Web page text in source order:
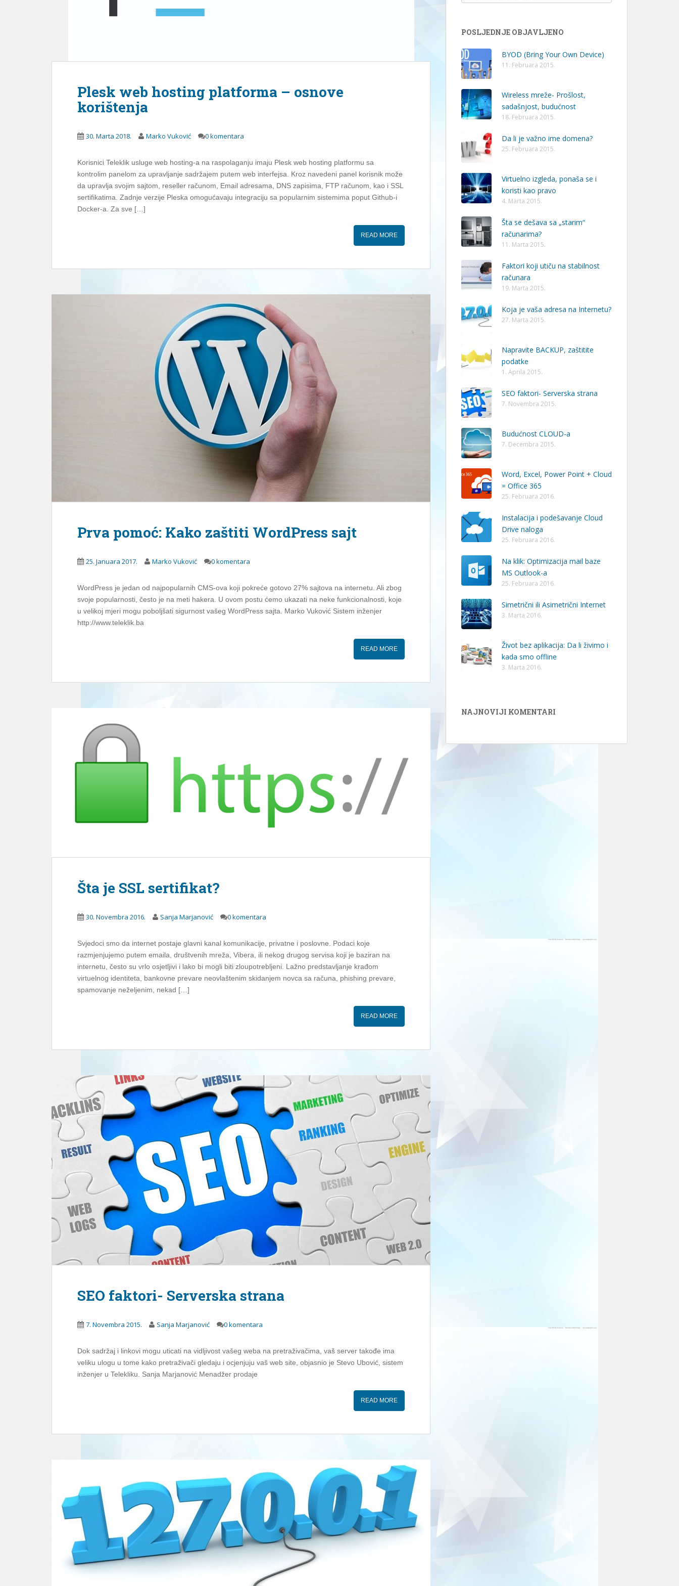
Plesk web hosting platforma – osnove
korištenja
30. Marta 2018. Marko Vuković 0 komentara
Korisnici Teleklik usluge web hosting-a na raspolaganju imaju Plesk web hosting platformu sa
kontrolim panelom za upravljanje sadržajem putem web interfejsa. Kroz navedeni panel korisnik može
da upravlja svojim sajtom, reseller računom, Email adresama, DNS zapisima, FTP računom, kao i SSL
sertifikatima. Zadnje verzije Pleska omogućavaju integraciju sa popularnim sistemima poput Github-i
Docker-a. Za sve […]
READ MORE
Prva pomoć: Kako zaštiti WordPress sajt
25. Januara 2017. Marko Vuković 0 komentara
WordPress je jedan od najpopularnih CMS-ova koji pokreće gotovo 27% sajtova na internetu. Ali zbog
svoje popularnosti, često je na meti hakera. U ovom postu ćemo ukazati na neke funkcionalnosti, koje
u velikoj mjeri mogu poboljšati sigurnost vašeg WordPress sajta. Marko Vuković Sistem inženjer
http://www.teleklik.ba
READ MORE
Šta je SSL sertifikat?
30. Novembra 2016. Sanja Marjanović 0 komentara
Svjedoci smo da internet postaje glavni kanal komunikacije, privatne i poslovne. Podaci koje
razmjenjujemo putem emaila, društvenih mreža, Vibera, ili nekog drugog servisa koji je baziran na
internetu, često su vrlo osjetljivi i lako bi mogli biti zloupotrebljeni. Lažno predstavljanje krađom
virtuelnog identiteta, bankovne prevare neovlaštenim skidanjem novca sa računa, phishing prevare,
spamovanje neželjenim, nekad […]
READ MORE
SEO faktori- Serverska strana
7. Novembra 2015. Sanja Marjanović 0 komentara
Dok sadržaj i linkovi mogu uticati na vidljivost vašeg weba na pretraživačima, vaš server takođe ima
veliku ulogu u tome kako pretraživači gledaju i ocjenjuju vaš web site, objasnio je Stevo Ubović, sistem
inženjer u Telekliku. Sanja Marjanović Menadžer prodaje
READ MORE
POSLJEDNJE OBJAVLJENO
BYOD (Bring Your Own Device)
11. Februara 2015.
Wireless mreže- Prošlost,
sadašnjost, budućnost
18. Februara 2015.
Da li je važno ime domena?
25. Februara 2015.
Virtuelno izgleda, ponaša se i
koristi kao pravo
4. Marta 2015.
Šta se dešava sa „starim“
računarima?
11. Marta 2015.
Faktori koji utiču na stabilnost
računara
19. Marta 2015.
Koja je vaša adresa na Internetu?
27. Marta 2015.
Napravite BACKUP, zaštitite
podatke
1. Aprila 2015.
SEO faktori- Serverska strana
7. Novembra 2015.
Budućnost CLOUD-a
7. Decembra 2015.
Word, Excel, Power Point + Cloud
= Office 365
25. Februara 2016.
Instalacija i podešavanje Cloud
Drive naloga
25. Februara 2016.
Na klik: Optimizacija mail baze
MS Outlook-a
25. Februara 2016.
Simetrični ili Asimetrični Internet
3. Marta 2016.
Život bez aplikacija: Da li živimo i
kada smo offline
3. Marta 2016.
NAJNOVIJI KOMENTARI